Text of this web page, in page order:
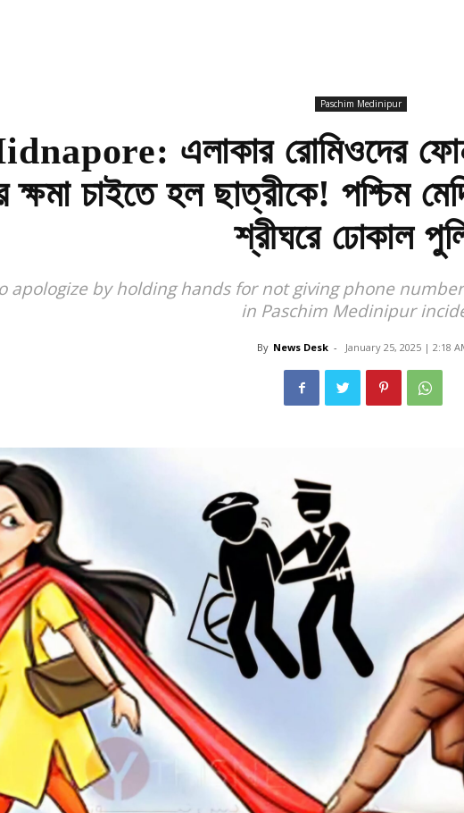
Paschim Medinipur
এলাকার রোমিওদের ফোন
ক্ষমা চাইতে হল ছাত্রীকে! পশ্চিম
শ্রীঘরে ঢোকাল
apologize by holding hands for not giving phone
in Paschim Medinipur
By News Desk - January 25, 2025 | 2:18